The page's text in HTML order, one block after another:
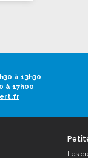
à 13h30
à 17h00
Les